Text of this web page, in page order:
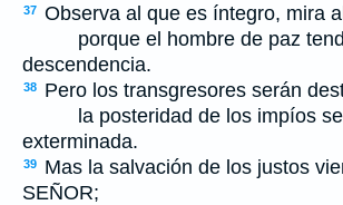
37 Observa al que es íntegro, mira
porque el hombre de paz
descendencia.
38
Pero los transgresores serán
la posteridad de los impíos
exterminada.
39
Mas la salvación de los justos
SEÑOR;